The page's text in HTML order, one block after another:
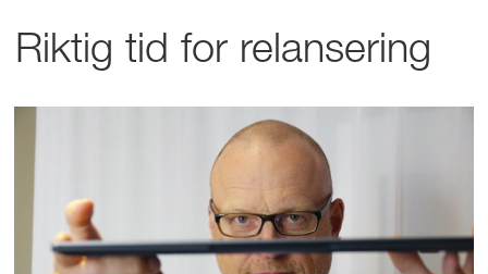
Riktig tid for relansering